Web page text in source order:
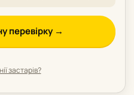
перевірку →
застарів?